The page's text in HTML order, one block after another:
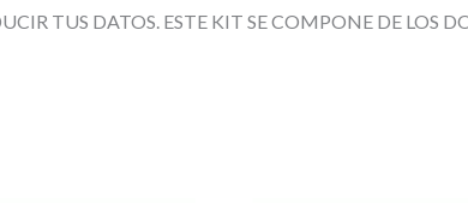
TUS DATOS. ESTE KIT SE COMPONE DE LOS